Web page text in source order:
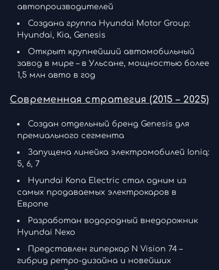
автопроизводителей
Создана группа Hyundai Motor Group:
Hyundai, Kia, Genesis
Открыт крупнейший автомобильный
завод в мире – в Ульсане, мощностью более
1,5 млн авто в год
Современная стратегия (2015 – 2025)
Создан отдельный бренд Genesis для
премиального сегмента
Запущена линейка электромобилей Ioniq:
5, 6, 7
Hyundai Kona Electric стал одним из
самых продаваемых электрокаров в
Европе
Разработан водородный внедорожник
Hyundai Nexo
Представлен гиперкар N Vision 74 –
гибрид ретро-дизайна и новейших